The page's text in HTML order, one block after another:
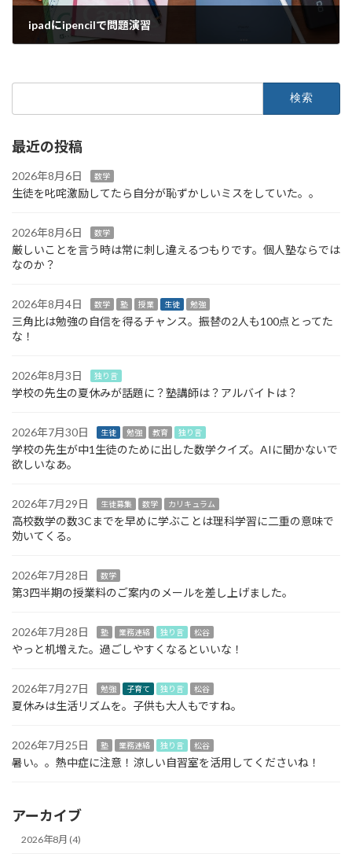
ipadにipencilで問題演習
最近の投稿
2026年8月6日 数学
生徒を叱咤激励してたら自分が恥ずかしいミスをしていた。。
2026年8月6日 数学
厳しいことを言う時は常に刺し違えるつもりです。個人塾ならでは
なのか？
2026年8月4日 数学 塾 授業 生徒 勉強
三角比は勉強の自信を得るチャンス。振替の2人も100点とってた
な！
2026年8月3日 独り言
学校の先生の夏休みが話題に？塾講師は？アルバイトは？
2026年7月30日 生徒 勉強 教育 独り言
学校の先生が中1生徒のために出した数学クイズ。AIに聞かないで
欲しいなあ。
2026年7月29日 生徒募集 数学 カリキュラム
高校数学の数3Cまでを早めに学ぶことは理科学習に二重の意味で
効いてくる。
2026年7月28日 数学
第3四半期の授業料のご案内のメールを差し上げました。
2026年7月28日 塾 業務連絡 独り言 松谷
やっと机増えた。過ごしやすくなるといいな！
2026年7月27日 勉強 子育て 独り言 松谷
夏休みは生活リズムを。子供も大人もですね。
2026年7月25日 塾 業務連絡 独り言 松谷
暑い。。熱中症に注意！涼しい自習室を活用してくださいね！
アーカイブ
2026年8月 (4)